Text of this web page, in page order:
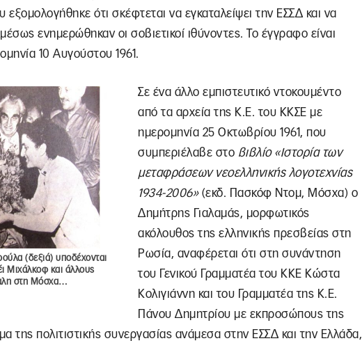
εξομολογήθηκε ότι σκέφτεται να εγκαταλείψει την ΕΣΣΔ και να
ενημερώθηκαν οι σοβιετικοί ιθύνοντες. Το έγγραφο είναι
10 Αυγούστου 1961.
(δεξιά) υποδέχονται
Μιχάλκοφ και άλλους
στη Μόσχα…
Σε ένα άλλο εμπιστευτικό ντοκουμέντο
από τα αρχεία της Κ.Ε. του ΚΚΣΕ με
ημερομηνία 25 Οκτωβρίου 1961, που
συμπεριέλαβε στο βιβλίο «Ιστορία των
μεταφράσεων νεοελληνικής λογοτεχνίας
1934-2006»(εκδ. Πασκόφ Ντομ, Μόσχα) ο
Δημήτρης Γιαλαμάς, μορφωτικός
ακόλουθος της ελληνικής πρεσβείας στη
Ρωσία, αναφέρεται ότι στη συνάντηση
του Γενικού Γραμματέα του ΚΚΕ Κώστα
Κολιγιάννη και του Γραμματέα της Κ.Ε.
Πάνου Δημητρίου με εκπροσώπους της
της πολιτιστικής συνεργασίας ανάμεσα στην ΕΣΣΔ και την Ελλάδα,